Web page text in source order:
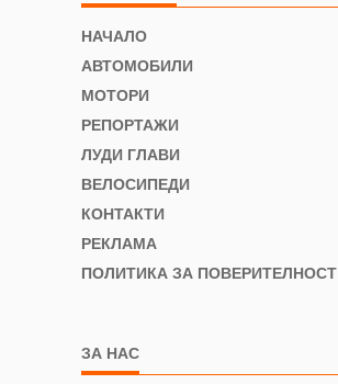
НАЧАЛО
АВТОМОБИЛИ
МОТОРИ
РЕПОРТАЖИ
ЛУДИ ГЛАВИ
ВЕЛОСИПЕДИ
КОНТАКТИ
РЕКЛАМА
ПОЛИТИКА ЗА ПОВЕРИТЕЛНОСТ
ЗА НАС